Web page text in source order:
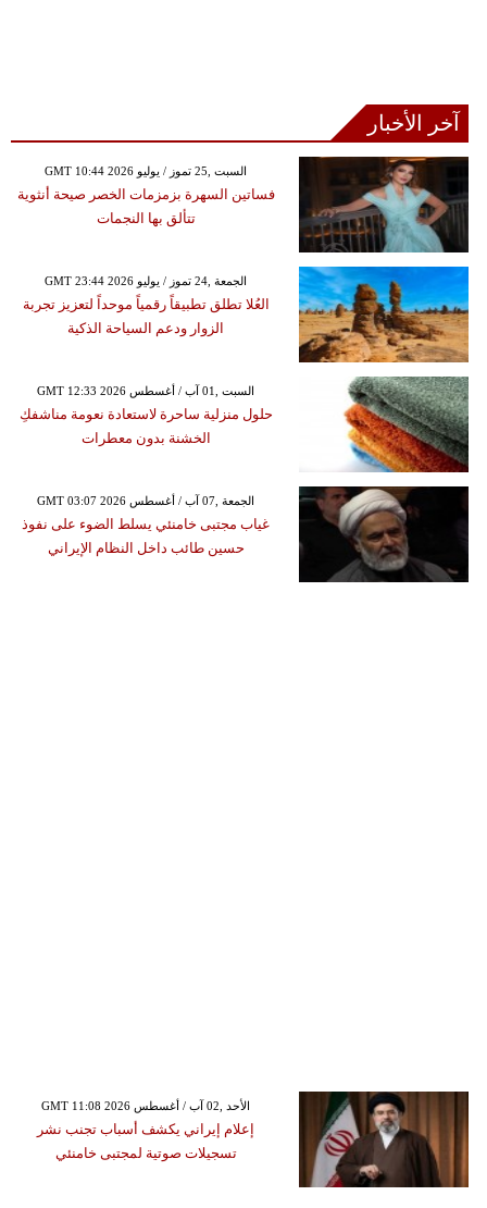
آخر الأخبار
GMT 10:44 2026 السبت ,25 تموز / يوليو
فساتين السهرة بزمزمات الخصر صيحة أنثوية
تتألق بها النجمات
GMT 23:44 2026 الجمعة ,24 تموز / يوليو
العُلا تطلق تطبيقاً رقمياً موحداً لتعزيز تجربة
الزوار ودعم السياحة الذكية
GMT 12:33 2026 السبت ,01 آب / أغسطس
حلول منزلية ساحرة لاستعادة نعومة مناشفكِ
الخشنة بدون معطرات
GMT 03:07 2026 الجمعة ,07 آب / أغسطس
غياب مجتبى خامنئي يسلط الضوء على نفوذ
حسين طائب داخل النظام الإيراني
GMT 11:08 2026 الأحد ,02 آب / أغسطس
إعلام إيراني يكشف أسباب تجنب نشر
تسجيلات صوتية لمجتبى خامنئي